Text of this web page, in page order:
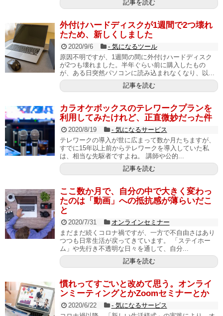
記事を読む
外付けハードディスクが1週間で2つ壊れ
たため、新しくしました
2020/9/6
- 気になるツール
原因不明ですが、1週間の間に外付けハードディスク
が2つも壊れました。半年ぐらい前に購入したもの
が、ある日突然パソコンに読み込まれなくなり、以...
記事を読む
カラオケボックスのテレワークプランを
利用してみたけれど、正直微妙だった件
2020/8/19
- 気になるサービス
テレワークの導入が世に広まって数か月たちますが、
すでに15年以上前からテレワークを導入していた私
は、相当な先駆者ですよね。 講師や公的...
記事を読む
ここ数か月で、自分の中で大きく変わっ
たのは「動画」への抵抗感が薄らいだこ
と
2020/7/31
オンラインセミナー
まだまだ続くコロナ禍ですが、一方で不自由さはあり
つつも日常生活が戻ってきています。 「ステイホー
ム」や先行き不透明な日々を通して、自分...
記事を読む
慣れってすごいと改めて思う。オンライ
ンミーティングとかZoomセミナーとか
2020/6/22
- 気になるサービス